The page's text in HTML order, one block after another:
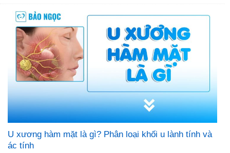
U xương hàm mặt là gì? Phân loại khối u lành tính và
ác tính